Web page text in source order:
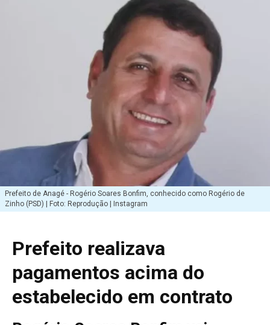
Prefeito de Anagé - Rogério Soares Bonfim, conhecido como Rogério de
Zinho (PSD) | Foto: Reprodução | Instagram
Prefeito realizava
pagamentos acima do
estabelecido em contrato